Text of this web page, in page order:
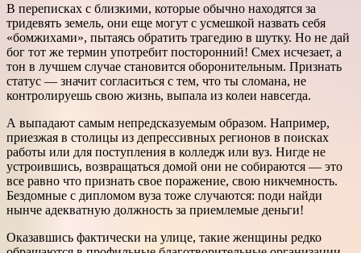
В переписках с близкими, которые обычно находятся за
тридевять земель, они еще могут с усмешкой назвать себя
«бомжихами», пытаясь обратить трагедию в шутку. Но не дай
бог тот же термин употребит посторонний! Смех исчезает, а
тон в лучшем случае становится оборонительным. Признать
статус — значит согласиться с тем, что ты сломана, не
контролируешь свою жизнь, выпала из колеи навсегда.
А выпадают самым непредсказуемым образом. Например,
приезжая в столицы из депрессивных регионов в поисках
работы или для поступления в колледж или вуз. Нигде не
устроившись, возвращаться домой они не собираются — это
все равно что признать свое поражение, свою никчемность.
Бездомные с дипломом вуза тоже случаются: поди найди
нынче адекватную должность за приемлемые деньги!
Оказавшись фактически на улице, такие женщины редко